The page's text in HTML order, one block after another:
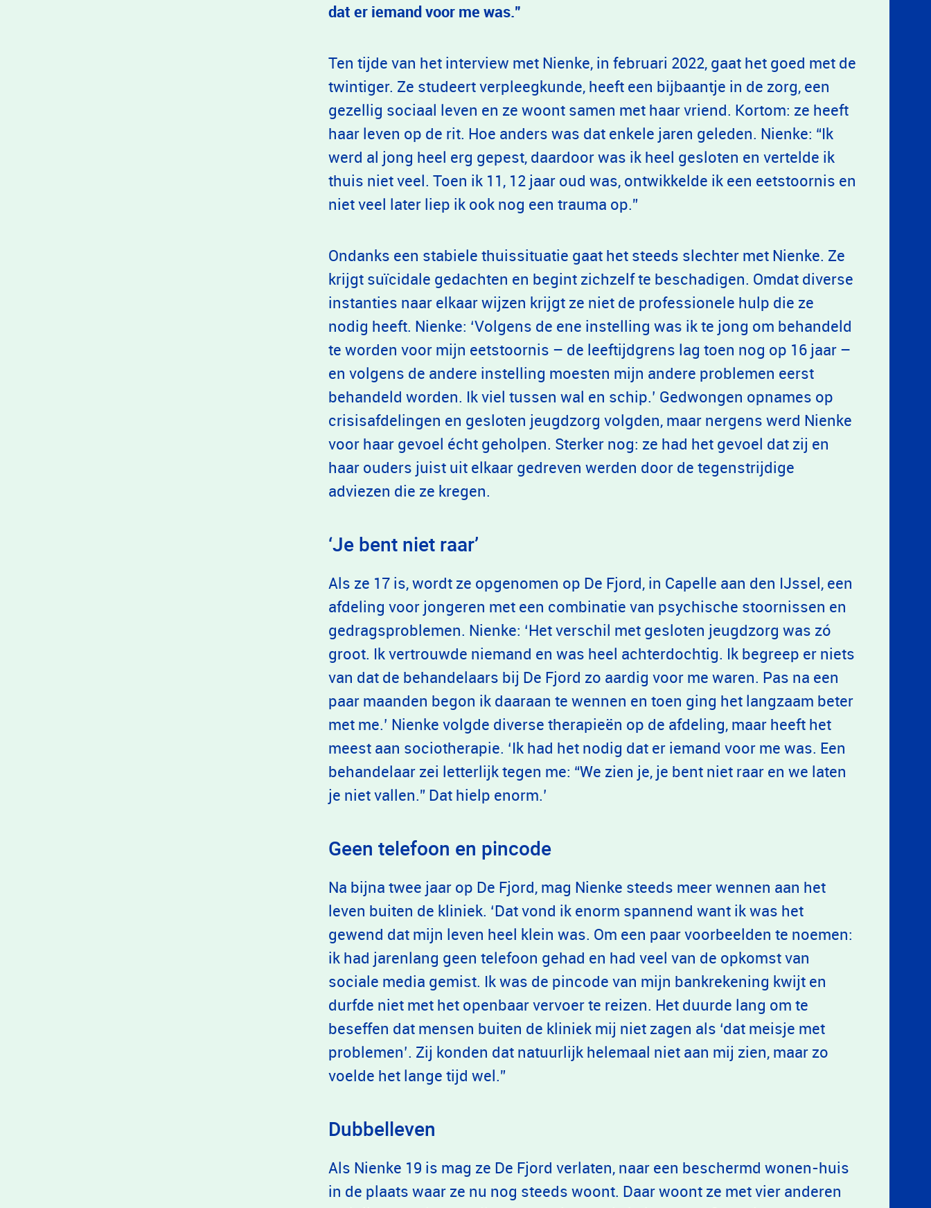
dat er iemand voor me was.”
Ten tijde van het interview met Nienke, in februari 2022, gaat het goed met de
twintiger. Ze studeert verpleegkunde, heeft een bijbaantje in de zorg, een
gezellig sociaal leven en ze woont samen met haar vriend. Kortom: ze heeft
haar leven op de rit. Hoe anders was dat enkele jaren geleden. Nienke: “Ik
werd al jong heel erg gepest, daardoor was ik heel gesloten en vertelde ik
thuis niet veel. Toen ik 11, 12 jaar oud was, ontwikkelde ik een eetstoornis en
niet veel later liep ik ook nog een trauma op.”
Ondanks een stabiele thuissituatie gaat het steeds slechter met Nienke. Ze
krijgt suïcidale gedachten en begint zichzelf te beschadigen. Omdat diverse
instanties naar elkaar wijzen krijgt ze niet de professionele hulp die ze
nodig heeft. Nienke: ‘Volgens de ene instelling was ik te jong om behandeld
te worden voor mijn eetstoornis – de leeftijdgrens lag toen nog op 16 jaar –
en volgens de andere instelling moesten mijn andere problemen eerst
behandeld worden. Ik viel tussen wal en schip.’ Gedwongen opnames op
crisisafdelingen en gesloten jeugdzorg volgden, maar nergens werd Nienke
voor haar gevoel écht geholpen. Sterker nog: ze had het gevoel dat zij en
haar ouders juist uit elkaar gedreven werden door de tegenstrijdige
adviezen die ze kregen.
‘Je bent niet raar’
Als ze 17 is, wordt ze opgenomen op De Fjord, in Capelle aan den IJssel, een
afdeling voor jongeren met een combinatie van psychische stoornissen en
gedragsproblemen. Nienke: ‘Het verschil met gesloten jeugdzorg was zó
groot. Ik vertrouwde niemand en was heel achterdochtig. Ik begreep er niets
van dat de behandelaars bij De Fjord zo aardig voor me waren. Pas na een
paar maanden begon ik daaraan te wennen en toen ging het langzaam beter
met me.’ Nienke volgde diverse therapieën op de afdeling, maar heeft het
meest aan sociotherapie. ‘Ik had het nodig dat er iemand voor me was. Een
behandelaar zei letterlijk tegen me: “We zien je, je bent niet raar en we laten
je niet vallen.” Dat hielp enorm.’
Geen telefoon en pincode
Na bijna twee jaar op De Fjord, mag Nienke steeds meer wennen aan het
leven buiten de kliniek. ‘Dat vond ik enorm spannend want ik was het
gewend dat mijn leven heel klein was. Om een paar voorbeelden te noemen:
ik had jarenlang geen telefoon gehad en had veel van de opkomst van
sociale media gemist. Ik was de pincode van mijn bankrekening kwijt en
durfde niet met het openbaar vervoer te reizen. Het duurde lang om te
beseffen dat mensen buiten de kliniek mij niet zagen als ‘dat meisje met
problemen’. Zij konden dat natuurlijk helemaal niet aan mij zien, maar zo
voelde het lange tijd wel.”
Dubbelleven
Als Nienke 19 is mag ze De Fjord verlaten, naar een beschermd wonen-huis
in de plaats waar ze nu nog steeds woont. Daar woont ze met vier anderen